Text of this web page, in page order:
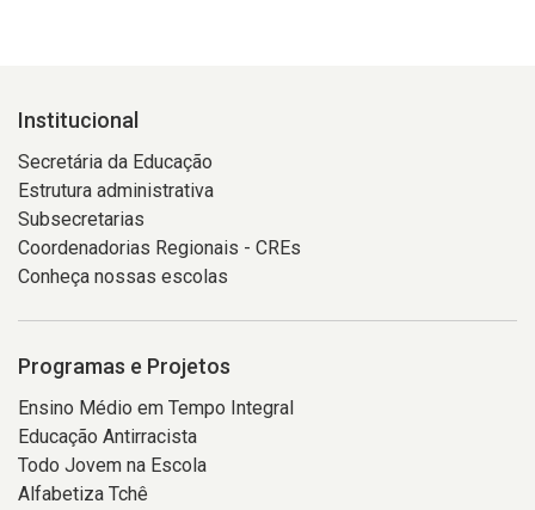
Institucional
Secretária da Educação
Estrutura administrativa
Subsecretarias
Coordenadorias Regionais - CREs
Conheça nossas escolas
Programas e Projetos
Ensino Médio em Tempo Integral
Educação Antirracista
Todo Jovem na Escola
Alfabetiza Tchê